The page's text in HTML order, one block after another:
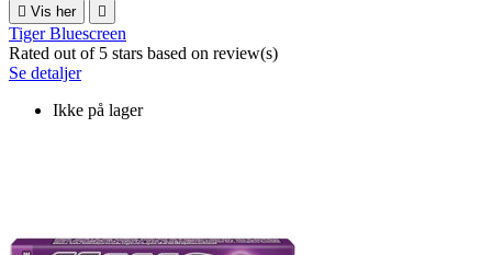
 Vis her 
Tiger Bluescreen
Rated out of 5 stars based on review(s)
Se detaljer
Ikke på lager